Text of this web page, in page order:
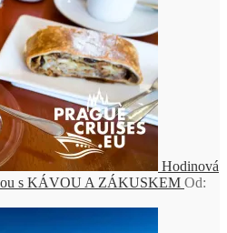
Hodinová
s KÁVOU A ZÁKUSKEM Od: